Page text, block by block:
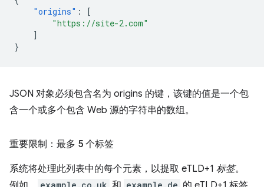
"origins" :
[
"https://site-2.com"
]
}
JSON 对象必须包含名为 origins 的键，该键的值是一个包
含一个或多个包含 Web 源的字符串的数组。
重要限制：最多 5 个标签
系统将处理此列表中的每个元素，以提取 eTLD+1 标签。